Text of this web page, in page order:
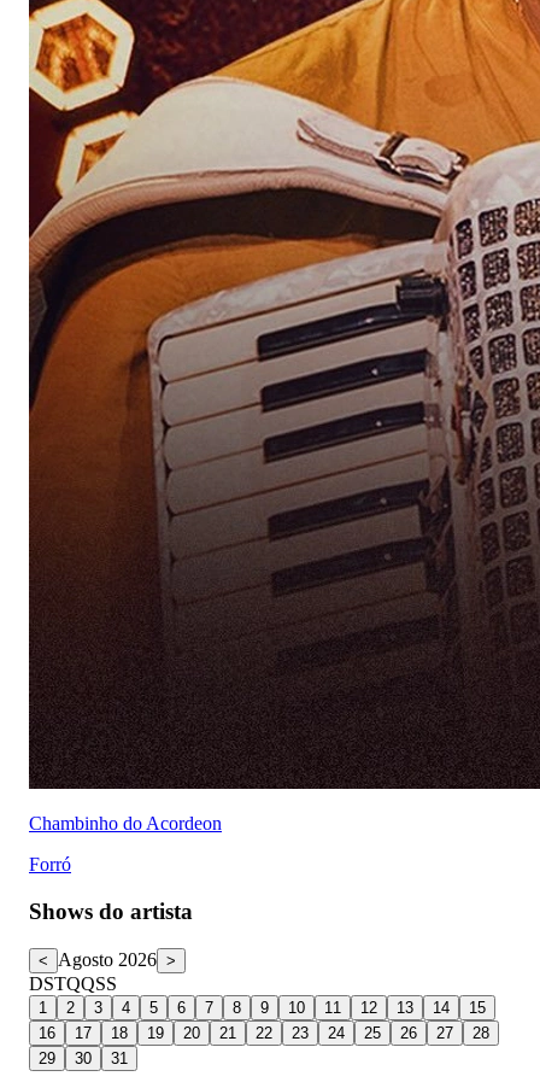
Chambinho do Acordeon
Forró
Shows do artista
< Agosto 2026 >
DSTQQSS
1 2 3 4 5 6 7 8 9 10 11 12 13 14
15
16
17 18 19 20 21 22 23 24 25 26 27
28
29
30 31